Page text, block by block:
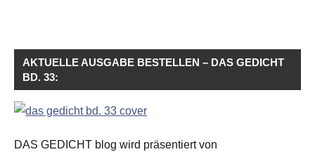
AKTUELLE AUSGABE BESTELLEN – DAS GEDICHT
BD. 33:
DAS GEDICHT blog wird präsentiert von